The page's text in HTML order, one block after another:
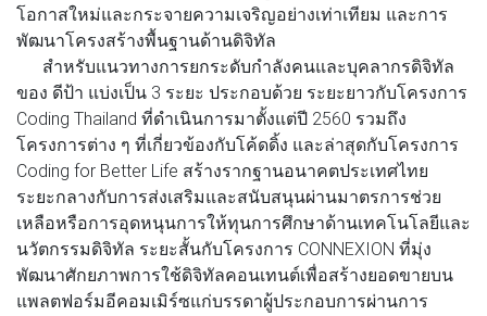
โอกาสใหม่และกระจายความเจริญอย่างเท่าเทียม และการ
พัฒนาโครงสร้างพื้นฐานด้านดิจิทัล
สำหรับแนวทางการยกระดับกำลังคนและบุคลากรดิจิทัล
ของ ดีป้า แบ่งเป็น 3 ระยะ ประกอบด้วย ระยะยาวกับโครงการ
Coding Thailand ที่ดำเนินการมาตั้งแต่ปี 2560 รวมถึง
โครงการต่าง ๆ ที่เกี่ยวข้องกับโค้ดดิ้ง และล่าสุดกับโครงการ
Coding for Better Life สร้างรากฐานอนาคตประเทศไทย
ระยะกลางกับการส่งเสริมและสนับสนุนผ่านมาตรการช่วย
เหลือหรือการอุดหนุนการให้ทุนการศึกษาด้านเทคโนโลยีและ
นวัตกรรมดิจิทัล ระยะสั้นกับโครงการ CONNEXION ที่มุ่ง
พัฒนาศักยภาพการใช้ดิจิทัลคอนเทนต์เพื่อสร้างยอดขายบน
แพลตฟอร์มอีคอมเมิร์ซแก่บรรดาผู้ประกอบการผ่านการ